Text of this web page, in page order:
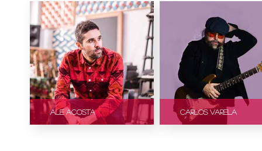
ALE ACOSTA CARLOS VARELA